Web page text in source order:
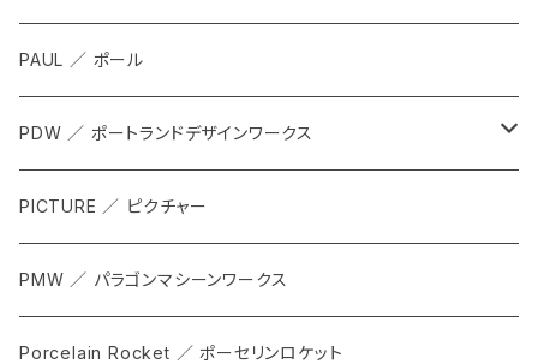
SHOES
APPAREL
ACCESSORIES
PAUL ／ ポール
PDW ／ ポートランドデザインワークス
ALL
CARRIER & RACKS
COCKPIT
PICTURE ／ ピクチャー
PMW ／ パラゴンマシーンワークス
Porcelain Rocket ／ ポーセリンロケット